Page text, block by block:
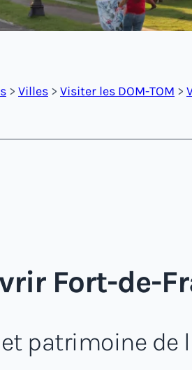
> Villes > Visiter les DOM-TOM >
Fort-de-
patrimoine